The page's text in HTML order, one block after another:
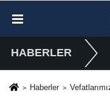
HABERLER
Haberler